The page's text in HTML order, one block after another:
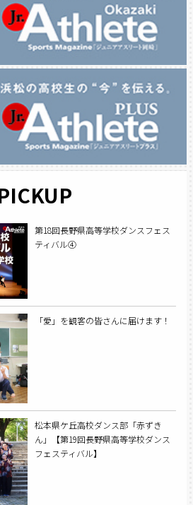
第18回長野県高等学校ダンスフェス
ティバル④
「愛」を観客の皆さんに届けます！
松本県ケ丘高校ダンス部「赤ずき
ん」【第19回長野県高等学校ダンス
フェスティバル】